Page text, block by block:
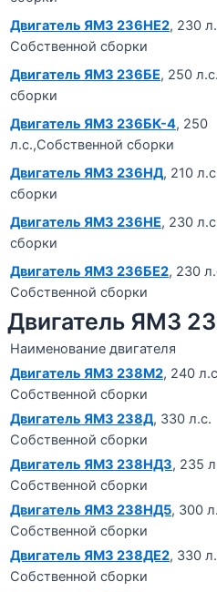
Двигатель ЯМЗ 236НЕ2, 230
Собственной сборки
Двигатель ЯМЗ 236БЕ, 250
сборки
Двигатель ЯМЗ 236БК-4, 250
л.с.,Собственной сборки
Двигатель ЯМЗ 236НД, 210
сборки
Двигатель ЯМЗ 236НЕ, 230
сборки
Двигатель ЯМЗ 236БЕ2, 230
Собственной сборки
Двигатель ЯМЗ
Наименование двигателя
Двигатель ЯМЗ 238М2, 240
Собственной сборки
Двигатель ЯМЗ 238Д, 330 л.с.
Собственной сборки
Двигатель ЯМЗ 238НД3, 235
Собственной сборки
Двигатель ЯМЗ 238НД5, 300
Собственной сборки
Двигатель ЯМЗ 238ДЕ2, 330
Собственной сборки